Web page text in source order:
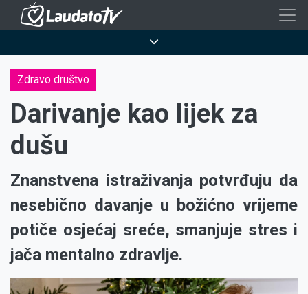
Skoči
sadržaj
Zdravo društvo
Darivanje kao lijek za
dušu
Znanstvena istraživanja potvrđuju da
nesebično davanje u božićno vrijeme
potiče osjećaj sreće, smanjuje stres i
jača mentalno zdravlje.